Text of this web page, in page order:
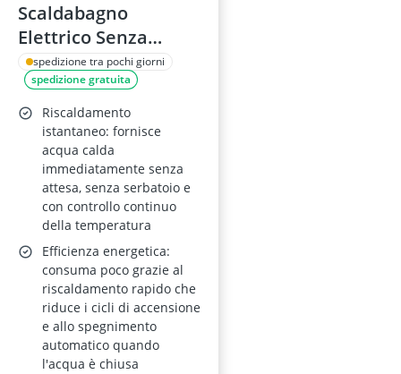
Scaldabagno
Elettrico Senza
Serbatoio 18 kW,
Modulazione
Automatica, Punto di
Utilizzo
spedizione tra pochi giorni
spedizione gratuita
Riscaldamento
istantaneo: fornisce
acqua calda
immediatamente senza
attesa, senza serbatoio e
con controllo continuo
della temperatura
Efficienza energetica:
consuma poco grazie al
riscaldamento rapido che
riduce i cicli di accensione
e allo spegnimento
automatico quando
l'acqua è chiusa